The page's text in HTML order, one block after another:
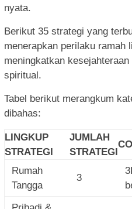
nyata.
Berikut 35 strategi yang
menerapkan perilaku ramah
meningkatkan
spiritual.
Tabel berikut merangkum
dibahas:
LINGKUP
STRATEGI
JUMLAH
STRATEGI
Rumah
Tangga
3